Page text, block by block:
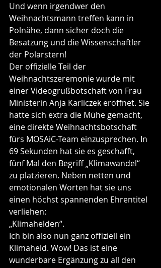
Und wenn irgendwer den
Weihnachtsmann treffen kann in
Polnähe, dann sicher doch die
Besatzung und die Wissenschaftler
der Polarstern!
Der offizielle Teil der
Weihnachtszeremonie wurde mit
einer Videogrußbotschaft von Frau
Ministerin Anja Karliczek eröffnet. Sie
hatte sich extra die Mühe gemacht,
eine direkte Weihnachtsbotschaft
fürs MOSAiC-Team einzusprechen. In
69 Sekunden hat sie es geschafft,
fünf Mal den Begriff „Klimawandel“
zu platzieren. Neben netten und
emotionalen Worten hat sie uns
einen höchst spannenden Ehrentitel
verliehen:
„Klimahelden“.
Ich bin also nun ganz offiziell ein
Klimaheld. Wow! Das ist eine
wunderbare Ergänzung zu all den